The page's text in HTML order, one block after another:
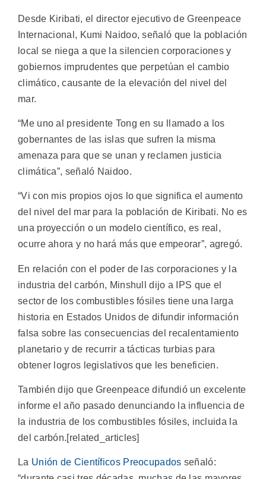
Desde Kiribati, el director ejecutivo de Greenpeace
Internacional, Kumi Naidoo, señaló que la población
local se niega a que la silencien corporaciones y
gobiernos imprudentes que perpetúan el cambio
climático, causante de la elevación del nivel del
mar.
“Me uno al presidente Tong en su llamado a los
gobernantes de las islas que sufren la misma
amenaza para que se unan y reclamen justicia
climática”, señaló Naidoo.
“Vi con mis propios ojos lo que significa el aumento
del nivel del mar para la población de Kiribati. No es
una proyección o un modelo científico, es real,
ocurre ahora y no hará más que empeorar”, agregó.
En relación con el poder de las corporaciones y la
industria del carbón, Minshull dijo a IPS que el
sector de los combustibles fósiles tiene una larga
historia en Estados Unidos de difundir información
falsa sobre las consecuencias del recalentamiento
planetario y de recurrir a tácticas turbias para
obtener logros legislativos que les beneficien.
También dijo que Greenpeace difundió un excelente
informe el año pasado denunciando la influencia de
la industria de los combustibles fósiles, incluida la
del carbón.[related_articles]
La Unión de Científicos Preocupados señaló: